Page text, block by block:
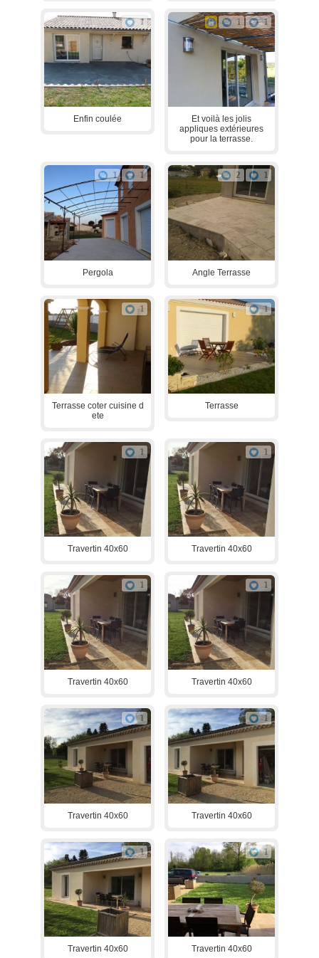
1
Enfin coulée
1 1
Et voilà les jolis
appliques extérieures
pour la terrasse.
1 1
Pergola
2 1
Angle Terrasse
1
Terrasse coter cuisine d
ete
1
Terrasse
1
Travertin 40x60
1
Travertin 40x60
1
Travertin 40x60
1
Travertin 40x60
1
Travertin 40x60
1
Travertin 40x60
1
Travertin 40x60
1
Travertin 40x60